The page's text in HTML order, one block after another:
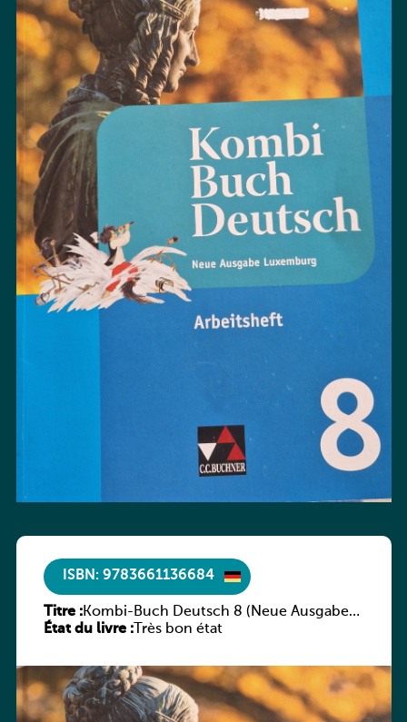
ISBN: 9783661136684
Titre :Kombi-Buch Deutsch 8 (Neue Ausgabe
Luxemburg)
État du livre :Très bon état